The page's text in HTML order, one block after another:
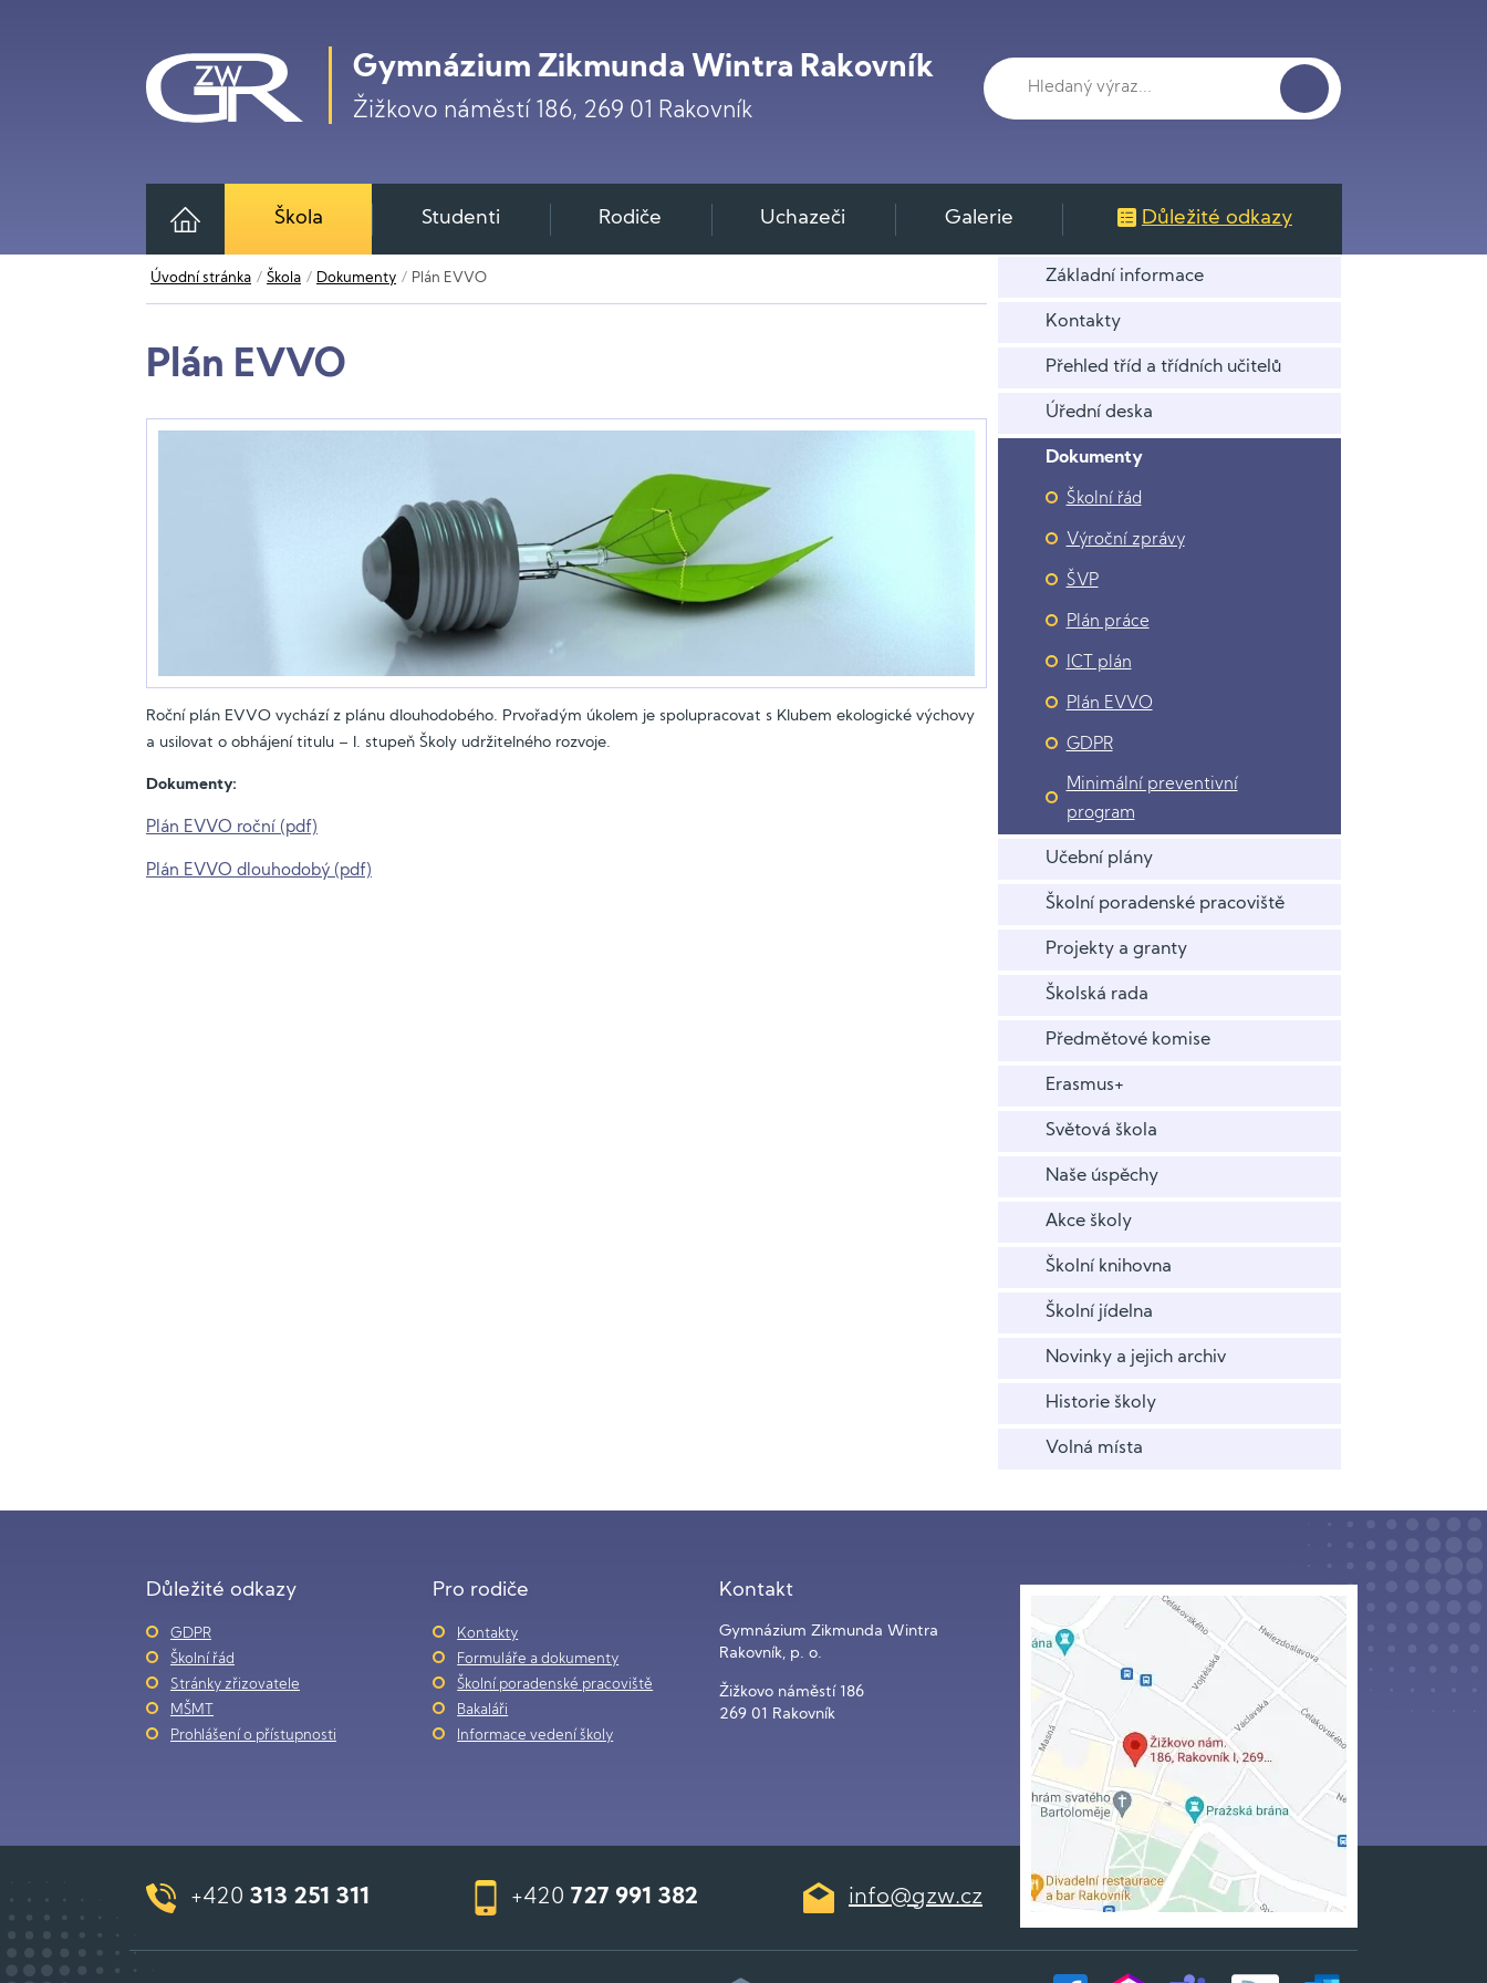
Gymnázium Zikmunda Wintra Rakovník
Žižkovo náměstí 186, 269 01 Rakovník
Škola Studenti Rodiče Uchazeči Galerie Důležité odkazy
Úvodní stránka Škola Dokumenty Plán EVVO
Plán EVVO
Roční plán EVVO vychází z plánu dlouhodobého. Prvořadým úkolem je spolupracovat s Klubem ekologické výchovy
a usilovat o obhájení titulu – I. stupeň Školy udržitelného rozvoje.
Dokumenty:
Plán EVVO roční (pdf)
Plán EVVO dlouhodobý (pdf)
Základní informace
Kontakty
Přehled tříd a třídních učitelů
Úřední deska
Dokumenty
Školní řád
Výroční zprávy
ŠVP
Plán práce
ICT plán
Plán EVVO
GDPR
Minimální preventivní
program
Učební plány
Školní poradenské pracoviště
Projekty a granty
Školská rada
Předmětové komise
Erasmus+
Světová škola
Naše úspěchy
Akce školy
Školní knihovna
Školní jídelna
Novinky a jejich archiv
Historie školy
Volná místa
Důležité odkazy
GDPR
Školní řád
Stránky zřizovatele
MŠMT
Prohlášení o přístupnosti
Pro rodiče
Kontakty
Formuláře a dokumenty
Školní poradenské pracoviště
Bakaláři
Informace vedení školy
Kontakt
Gymnázium Zikmunda Wintra
Rakovník, p. o.
Žižkovo náměstí 186
269 01 Rakovník
+420 313 251 311 +420 727 991 382 info@gzw.cz